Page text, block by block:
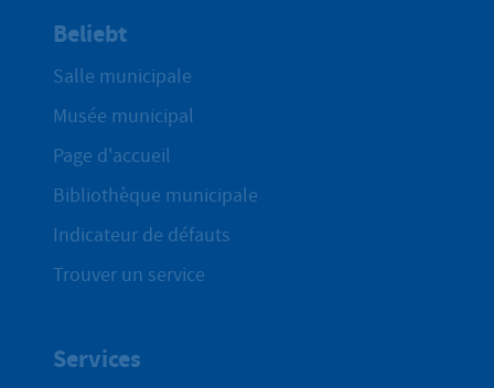
Beliebt
Salle municipale
Musée municipal
Page d'accueil
Bibliothèque municipale
Indicateur de défauts
Trouver un service
Services